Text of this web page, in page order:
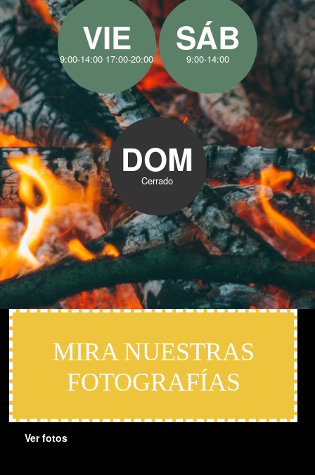
VIE
9:00-14:00 17:00-20:00 SÁB
9:00-14:00
DOM
Cerrado
MIRA NUESTRAS
FOTOGRAFÍAS
Ver fotos